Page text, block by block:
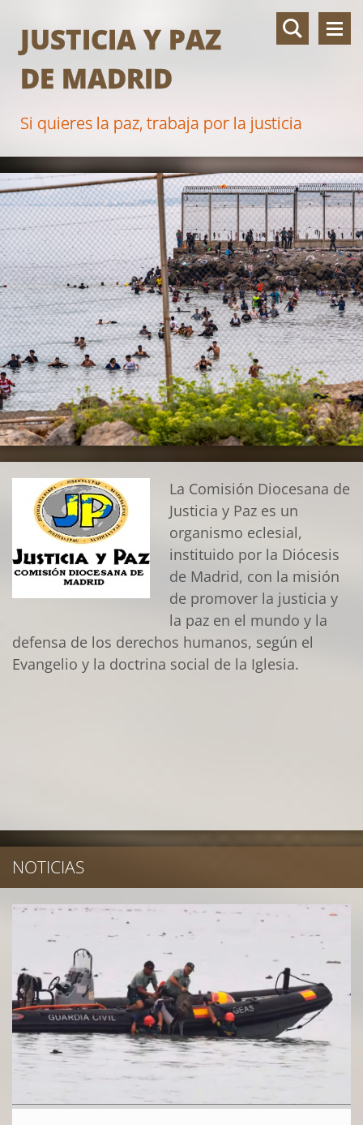
JUSTICIA Y PAZ
DE MADRID
Si quieres la paz, trabaja por la justicia
La Comisión Diocesana de
Justicia y Paz es un
organismo eclesial,
instituido por la Diócesis
de Madrid, con la misión
de promover la justicia y
la paz en el mundo y la
defensa de los derechos humanos, según el
Evangelio y la doctrina social de la Iglesia.
NOTICIAS